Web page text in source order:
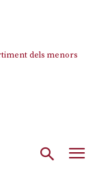
dels menors